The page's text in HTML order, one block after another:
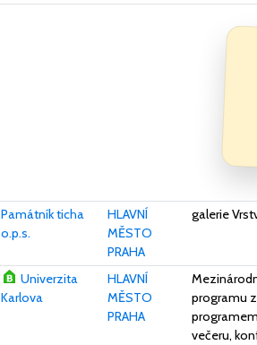
Památník ticha
o.p.s.
HLAVNÍ
MĚSTO
PRAHA
galerie
Univerzita
Karlova
HLAVNÍ
MĚSTO
PRAHA
programu
večeru,